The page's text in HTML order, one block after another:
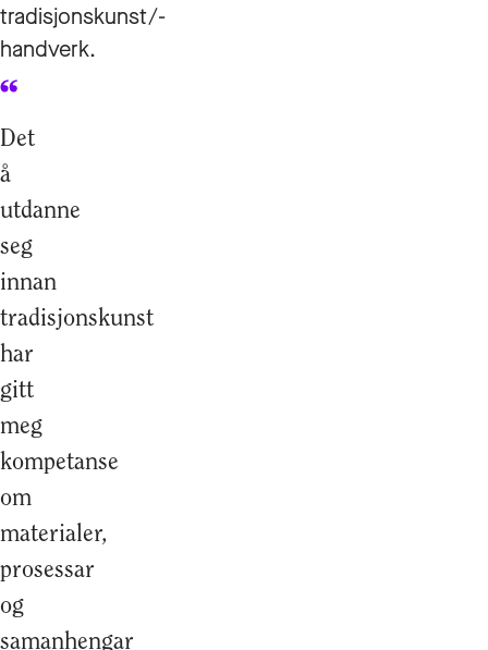
tradisjonskunst/-
handverk.
Det
å
utdanne
seg
innan
tradisjonskunst
har
gitt
meg
kompetanse
om
materialer,
prosessar
og
samanhengar